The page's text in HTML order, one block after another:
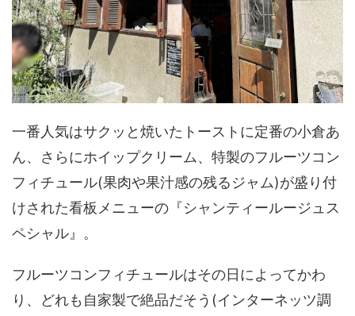
一番人気はサクッと焼いたトーストに定番の小倉あ
ん、さらにホイップクリーム、特製のフルーツコン
フィチュール(果肉や果汁感の残るジャム)が盛り付
けされた看板メニューの『シャンティールージュス
ペシャル』。
フルーツコンフィチュールはその日によってかわ
り、どれも自家製で絶品だそう(インターネッツ調